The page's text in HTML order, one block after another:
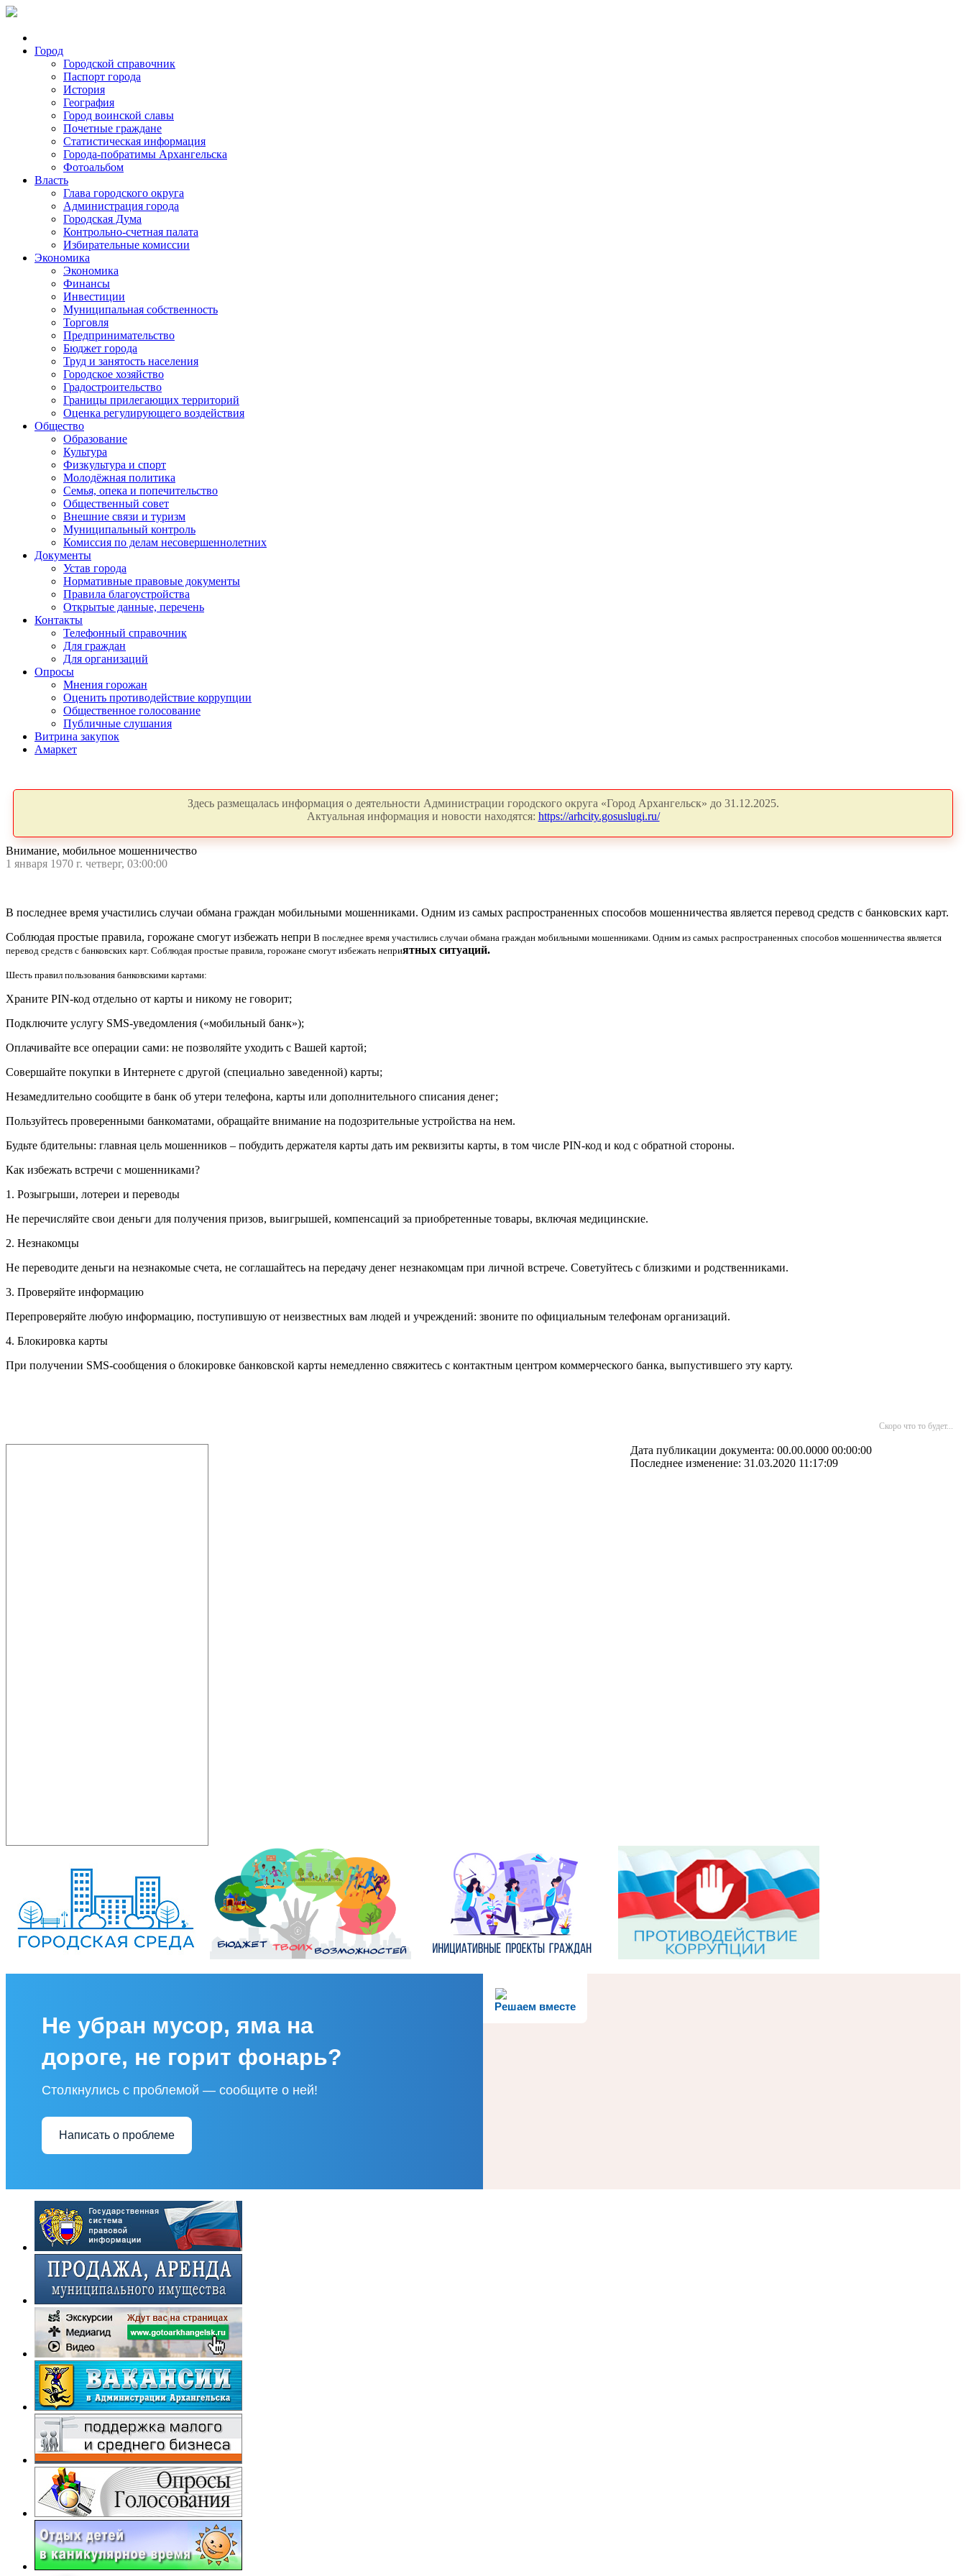
Город
Городской справочник
Паспорт города
История
География
Город воинской славы
Почетные граждане
Статистическая информация
Города-побратимы Архангельска
Фотоальбом
Власть
Глава городского округа
Администрация города
Городская Дума
Контрольно-счетная палата
Избирательные комиссии
Экономика
Экономика
Финансы
Инвестиции
Муниципальная собственность
Торговля
Предпринимательство
Бюджет города
Труд и занятость населения
Городское хозяйство
Градостроительство
Границы прилегающих территорий
Оценка регулирующего воздействия
Общество
Образование
Культура
Физкультура и спорт
Молодёжная политика
Семья, опека и попечительство
Общественный совет
Внешние связи и туризм
Муниципальный контроль
Комиссия по делам несовершеннолетних
Документы
Устав города
Нормативные правовые документы
Правила благоустройства
Открытые данные, перечень
Контакты
Телефонный справочник
Для граждан
Для организаций
Опросы
Мнения горожан
Оценить противодействие коррупции
Общественное голосование
Публичные слушания
Витрина закупок
Амаркет
Здесь размещалась информация о деятельности Администрации городского округа «Город Архангельск» до 31.12.2025.
Актуальная информация и новости находятся: https://arhcity.gosuslugi.ru/
Внимание, мобильное мошенничество
1 января 1970 г. четверг, 03:00:00
В последнее время участились случаи обмана граждан мобильными мошенниками. Одним из самых распространенных способов мошенничества является перевод средств с банковских карт.
Соблюдая простые правила, горожане смогут избежать непри В последнее время участились случаи обмана граждан мобильными мошенниками. Одним из самых распространенных способов мошенничества является
перевод средств с банковских карт. Соблюдая простые правила, горожане смогут избежать неприятных ситуаций.
Шесть правил пользования банковскими картами:
Храните PIN-код отдельно от карты и никому не говорит;
Подключите услугу SMS-уведомления («мобильный банк»);
Оплачивайте все операции сами: не позволяйте уходить с Вашей картой;
Совершайте покупки в Интернете с другой (специально заведенной) карты;
Незамедлительно сообщите в банк об утери телефона, карты или дополнительного списания денег;
Пользуйтесь проверенными банкоматами, обращайте внимание на подозрительные устройства на нем.
Будьте бдительны: главная цель мошенников – побудить держателя карты дать им реквизиты карты, в том числе PIN-код и код с обратной стороны.
Как избежать встречи с мошенниками?
1. Розыгрыши, лотереи и переводы
Не перечисляйте свои деньги для получения призов, выигрышей, компенсаций за приобретенные товары, включая медицинские.
2. Незнакомцы
Не переводите деньги на незнакомые счета, не соглашайтесь на передачу денег незнакомцам при личной встрече. Советуйтесь с близкими и родственниками.
3. Проверяйте информацию
Перепроверяйте любую информацию, поступившую от неизвестных вам людей и учреждений: звоните по официальным телефонам организаций.
4. Блокировка карты
При получении SMS-сообщения о блокировке банковской карты немедленно свяжитесь с контактным центром коммерческого банка, выпустившего эту карту.
Скоро что то будет...
Дата публикации документа: 00.00.0000 00:00:00
Последнее изменение: 31.03.2020 11:17:09
Решаем вместе
Не убран мусор, яма на
дороге, не горит фонарь?
Столкнулись с проблемой — сообщите о ней!
Написать о проблеме